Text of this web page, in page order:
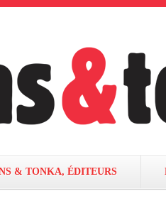
& TONKA, ÉDITEURS